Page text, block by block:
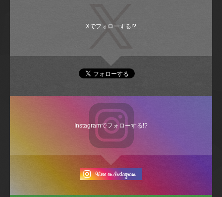
Xでフォローする!?
Instagramでフォローする!?